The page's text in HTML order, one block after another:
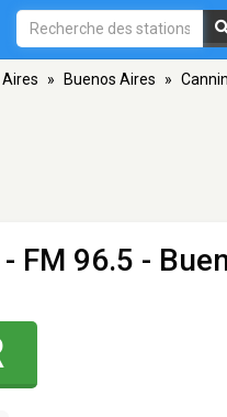
» Buenos Aires »
- FM 96.5 -